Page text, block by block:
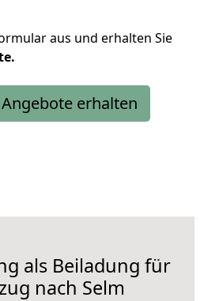
aus und erhalten Sie
erhalten
als Beiladung für
nach Selm